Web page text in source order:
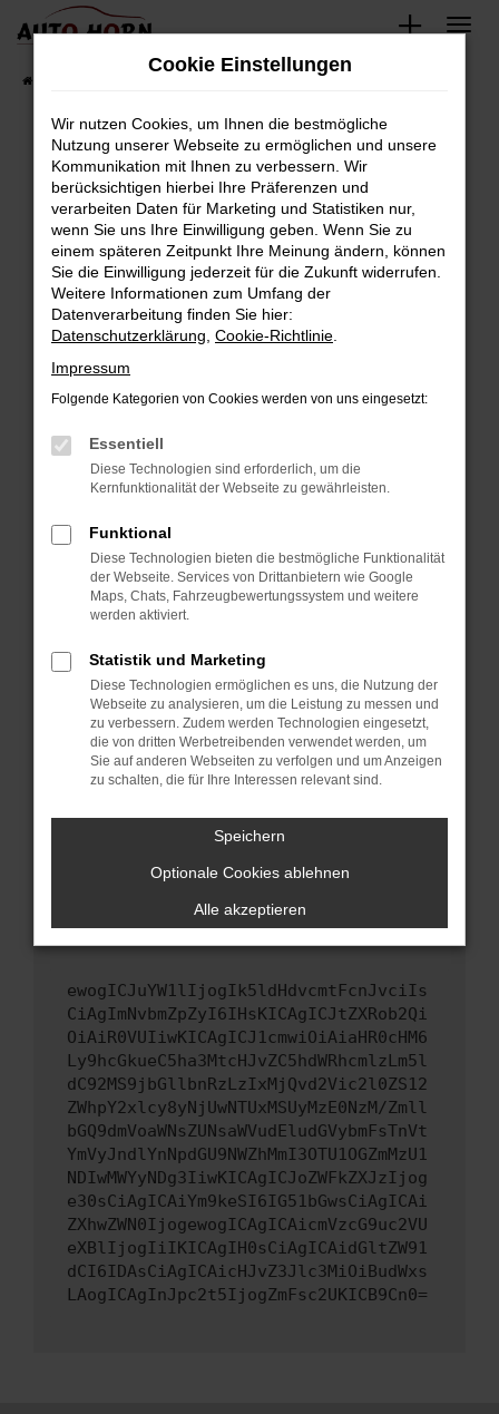
Zum
springen
Fahrzeugbestand
Fehler: Network Error
Beim Laden ist ein Fehler aufgetreten.
Hier sind ein paar Tipps, die dir helfen können:
Überprüfe deine Firewall und deine
Internetverbindung.
Laden andere Webseiten, zum Beispiel deine
Suchmaschine?
Prüfe deine Browsererweiterungen.
können das Laden bestimmter Seiten
verhindern. Funktioniert die Seite in einem
anderen Browser oder in einem privaten
Starte dein Gerät neu.
Das kann manchmal helfen, vorübergehende
Probleme zu beheben.
Betriebssystem auf dem neuesten Stand
sind.
Veraltete Software birgt nicht nur ein
Sicherheitsrisiko, sondern kann auch dazu
führen, dass bestimmte Funktionen nicht mehr
unterstützt werden.
Wende dich an den Webseitenbetreiber.
Wenn du alle oben genannten Schritte versucht
hast, kontaktiere uns bitte. Wir werden
versuchen, das Problem zu beheben. Du kannst
uns diesen Text schicken, um uns bei der
ewogICJuYW1lIjogIk5ldHdvcmtFcnJvciIs
CiAgImNvbmZpZyI6IHsKICAgICJtZXRob2Qi
OiAiR0VUIiwKICAgICJ1cmwiOiAiaHR0cHM6
Ly9hcGkueC5ha3MtcHJvZC5hdWRhcmlzLm5l
dC92MS9jbGllbnRzLzIxMjQvd2Vic2l0ZS12
ZWhpY2xlcy8yNjUwNTUxMSUyMzE0NzM/Zmll
bGQ9dmVoaWNsZUNsaWVudEludGVybmFsTnVt
YmVyJndlYnNpdGU9NWZhMmI3OTU1OGZmMzU1
NDIwMWYyNDg3IiwKICAgICJoZWFkZXJzIjog
e30sCiAgICAiYm9keSI6IG51bGwsCiAgICAi
ZXhwZWN0IjogewogICAgICAicmVzcG9uc2VU
eXBlIjogIiIKICAgIH0sCiAgICAidGltZW91
dCI6IDAsCiAgICAicHJvZ3Jlc3MiOiBudWxs
LAogICAgInJpc2t5IjogZmFsc2UKICB9Cn0=
Cookie Einstellungen
Wir nutzen Cookies, um Ihnen die bestmögliche
Nutzung unserer Webseite zu ermöglichen und unsere
Kommunikation mit Ihnen zu verbessern. Wir
berücksichtigen hierbei Ihre Präferenzen und
verarbeiten Daten für Marketing und Statistiken nur,
wenn Sie uns Ihre Einwilligung geben. Wenn Sie zu
einem späteren Zeitpunkt Ihre Meinung ändern, können
Sie die Einwilligung jederzeit für die Zukunft widerrufen.
Weitere Informationen zum Umfang der
Datenverarbeitung finden Sie hier:
Datenschutzerklärung Cookie-Richtlinie
Impressum
Folgende Kategorien von Cookies werden von uns eingesetzt:
Essentiell
Diese Technologien sind erforderlich, um die
Kernfunktionalität der Webseite zu gewährleisten.
Funktional
Diese Technologien bieten die bestmögliche Funktionalität
der Webseite. Services von Drittanbietern wie Google
Maps, Chats, Fahrzeugbewertungssystem und weitere
werden aktiviert.
Statistik und Marketing
Diese Technologien ermöglichen es uns, die Nutzung der
Webseite zu analysieren, um die Leistung zu messen und
zu verbessern. Zudem werden Technologien eingesetzt,
die von dritten Werbetreibenden verwendet werden, um
Sie auf anderen Webseiten zu verfolgen und um Anzeigen
zu schalten, die für Ihre Interessen relevant sind.
Speichern
Optionale Cookies ablehnen
Alle akzeptieren